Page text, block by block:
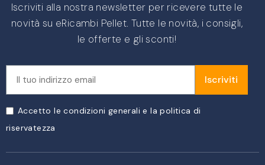
Iscriviti alla nostra newsletter per ricevere tutte le
novità su eRicambi Pellet. Tutte le novità, i consigli,
le offerte e gli sconti!
Iscriviti
Accetto le condizioni generali e la politica di
riservatezza